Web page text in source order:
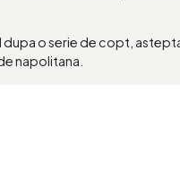
o serie de copt,
napolitana.